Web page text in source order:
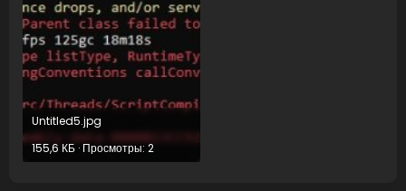
Untitled5.jpg
155,6 КБ · Просмотры: 2